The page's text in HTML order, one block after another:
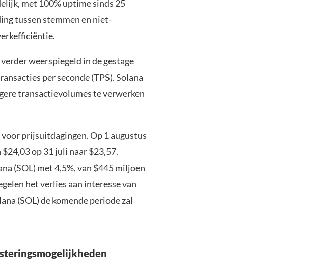
met 100% uptime sinds 25
tussen stemmen en niet-
weerspiegeld in de gestage
per seconde (TPS). Solana
transactievolumes te verwerken
prijsuitdagingen. Op 1 augustus
$24,03 op 31 juli naar $23,57.
(SOL) met 4,5%, van $445 miljoen
het verlies aan interesse van
(SOL) de komende periode zal